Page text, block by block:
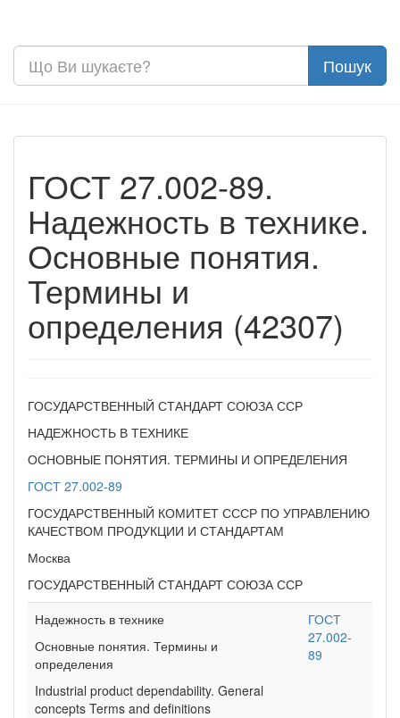
ГОСТ 27.002-89.
Надежность в технике.
Основные понятия.
Термины и
определения (42307)
ГОСУДАРСТВЕННЫЙ СТАНДАРТ СОЮЗА ССР
НАДЕЖНОСТЬ В ТЕХНИКЕ
ОСНОВНЫЕ ПОНЯТИЯ. ТЕРМИНЫ И ОПРЕДЕЛЕНИЯ
ГОСТ 27.002-89
ГОСУДАРСТВЕННЫЙ КОМИТЕТ СССР ПО УПРАВЛЕНИЮ
КАЧЕСТВОМ ПРОДУКЦИИ И СТАНДАРТАМ
Москва
ГОСУДАРСТВЕННЫЙ СТАНДАРТ СОЮЗА ССР
Надежность в технике
Основные понятия. Термины и
определения
Industrial product dependability. General
concepts Terms and definitions
ГОСТ
27.002-
89